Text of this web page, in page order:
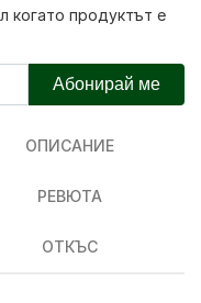
когато продуктът е
Абонирай ме
ОПИСАНИЕ
РЕВЮТА
ОТКЪС